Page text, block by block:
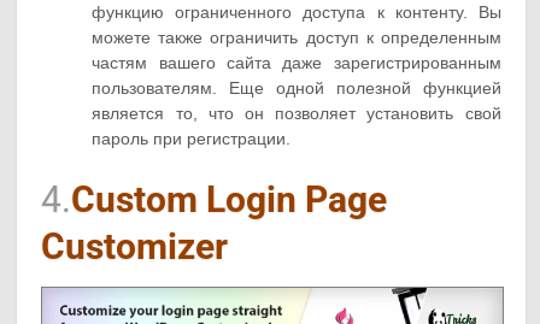
функцию ограниченного доступа к контенту. Вы
можете также ограничить доступ к определенным
частям вашего сайта даже зарегистрированным
пользователям. Еще одной полезной функцией
является то, что он позволяет установить свой
пароль при регистрации.
4.Custom Login Page
Customizer